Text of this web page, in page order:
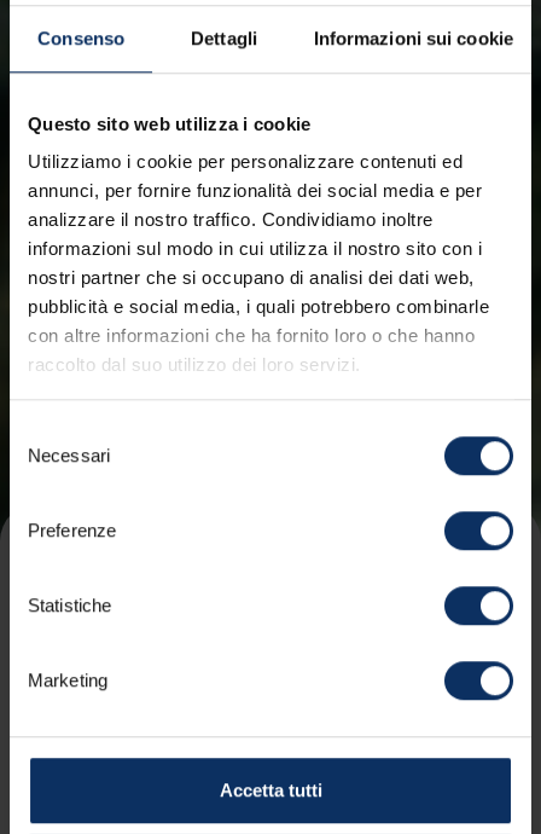
Consenso Dettagli Informazioni sui cookie
Questo sito web utilizza i cookie
Utilizziamo i cookie per personalizzare contenuti ed
annunci, per fornire funzionalità dei social media e per
analizzare il nostro traffico. Condividiamo inoltre
informazioni sul modo in cui utilizza il nostro sito con i
nostri partner che si occupano di analisi dei dati web,
pubblicità e social media, i quali potrebbero combinarle
con altre informazioni che ha fornito loro o che hanno
raccolto dal suo utilizzo dei loro servizi.
delNecessari
Preferenze
Statistiche
Marketing
Accetta tutti
ULTIMO AGGIORNAMENTO:
APRICA(APERTO)